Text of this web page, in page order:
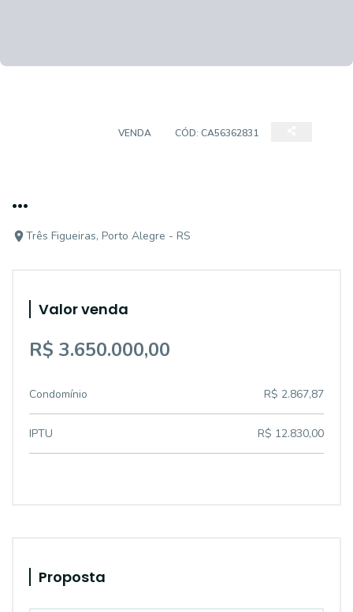
VENDA CÓD: CA56362831
...
Três Figueiras, Porto Alegre - RS
Valor venda
R$ 3.650.000,00
Condomínio R$ 2.867,87
IPTU R$ 12.830,00
Proposta